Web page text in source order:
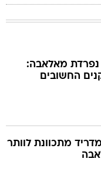
נפרדת מאלאבה:
החשובים
מתכוונת לוותר